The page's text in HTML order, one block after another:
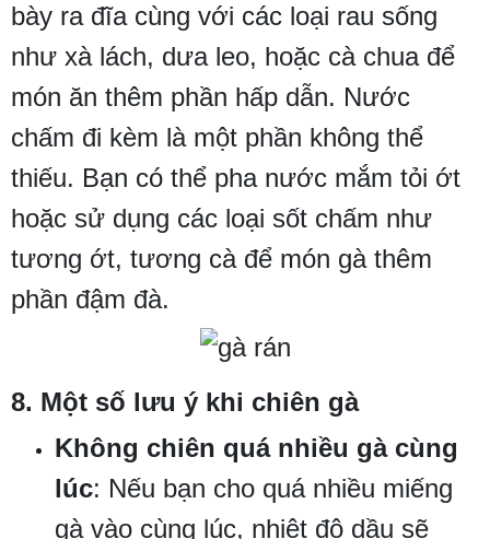
bày ra đĩa cùng với các loại rau sống
như xà lách, dưa leo, hoặc cà chua để
món ăn thêm phần hấp dẫn. Nước
chấm đi kèm là một phần không thể
thiếu. Bạn có thể pha nước mắm tỏi ớt
hoặc sử dụng các loại sốt chấm như
tương ớt, tương cà để món gà thêm
phần đậm đà.
8. Một số lưu ý khi chiên gà
Không chiên quá nhiều gà cùng
lúc: Nếu bạn cho quá nhiều miếng
gà vào cùng lúc, nhiệt độ dầu sẽ